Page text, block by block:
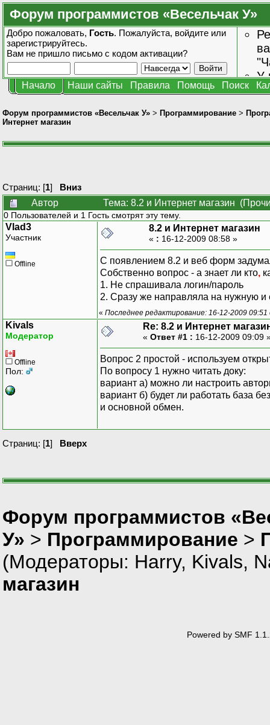
Форум программистов «Весельчак У»
Добро пожаловать, Гость. Пожалуйста, войдите или
зарегистрируйтесь.
Вам не пришло письмо с кодом активации?
У
Начало Наши сайты Правила Помощь Поиск
Форум программистов «Весельчак У» > Программирование >
Интернет магазин
Страниц: [1] Вниз
Автор
Тема: 8.2 и Интернет магазин
0 Пользователей и 1 Гость смотрят эту тему.
Vlad3
Участник
Offline
8.2 и Интернет магазин
« : 16-12-2009 08:58 »
С появлением 8.2 и веб форм
Собственно вопрос - а знает ли кто,
1. Не спрашивала логин/пароль
2. Сразу же направляла на нужную
« Последнее редактирование: 16-12-2009
Kivals
Модератор
Offline
Пол:
Re: 8.2 и Интернет
« Ответ #1 : 16-12-2009 09:09
Вопрос 2 простой - используем
По вопросу 1 нужно читать доку:
вариант а) можно ли настроить
вариант б) будет ли работать база
и основной обмен.
Страниц: [1] Вверх
Форум программистов
У» > Программирование >
(Модераторы: Harry, Kivals,
магазин
Powered by SMF